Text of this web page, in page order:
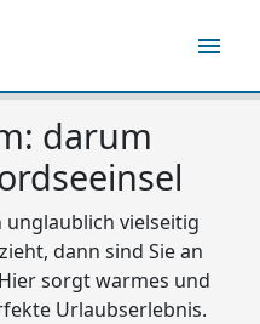
menu
darum
vielseitig
dann sind Sie an
sorgt warmes und
Urlaubserlebnis.